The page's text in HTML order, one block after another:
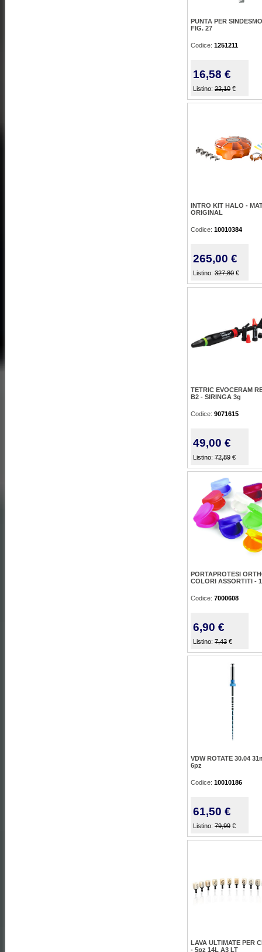
PUNTA PER
FIG. 27
Codice: 1251211
16,58 €
Listino: 22,10 €
INTRO KIT HALO -
ORIGINAL
Codice: 10010384
265,00 €
Listino: 327,80 €
TETRIC EVOCERAM
B2 - SIRINGA 3g
Codice: 9071615
49,00 €
Listino: 72,89 €
PORTAPROTESI
COLORI ASSORTITI -
Codice: 7000608
6,90 €
Listino: 7,43 €
VDW ROTATE 30.04
6pz
Codice: 10010186
61,50 €
Listino: 79,99 €
LAVA ULTIMATE PER
- 5pz 14L A3 LT